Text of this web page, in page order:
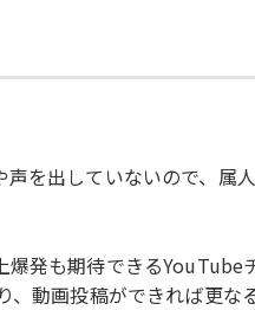
を出していないので、属
発も期待できるYouTube
動画投稿ができれば更な